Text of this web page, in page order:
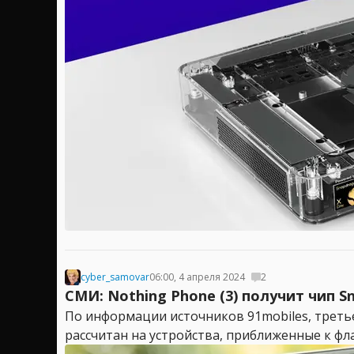
cyber_samovar06:00, 4 апреля 2024 2
СМИ: Nothing Phone (3) получит чип
По информации источников 91mobiles,
рассчитан на устройства, приближенные к